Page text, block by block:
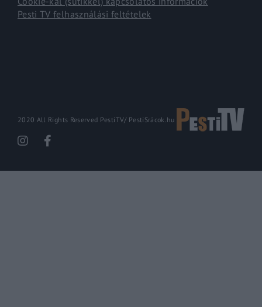
Pesti TV felhasználási feltételek
2020 All Rights Reserved PestiTV/ PestiSrácok.hu